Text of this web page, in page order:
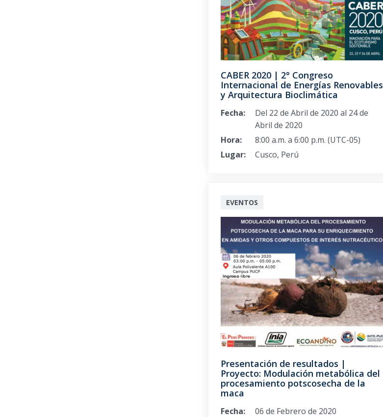
CABER 2020 | 2° Congreso
Internacional de Energías Renovables
y Arquitectura Bioclimática
Fecha:
Del 22 de Abril de 2020 al 24 de
Abril de 2020
Hora:
8:00 a.m. a 6:00 p.m. (UTC-05)
Lugar:
Cusco, Perú
EVENTOS
Presentación de resultados |
Proyecto: Modulación metabólica del
procesamiento potscosecha de la
maca
Fecha:
06 de Febrero de 2020